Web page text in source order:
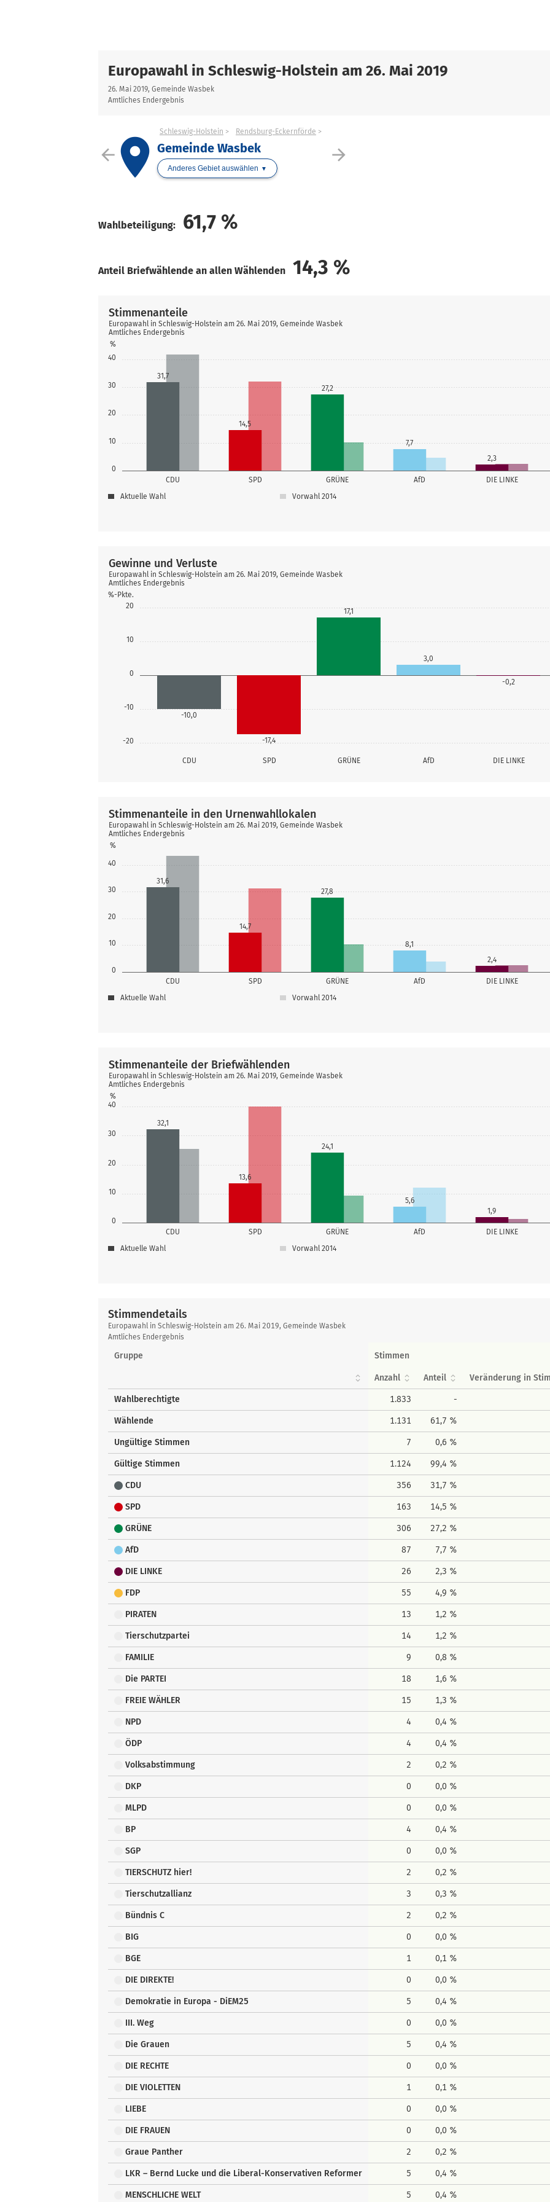
Europawahl in Schleswig-Holstein am 26. Mai 2019
26. Mai 2019, Gemeinde Wasbek
Amtliches Endergebnis
arrow_back arrow_forward
place
Schleswig-Holstein Rendsburg-Eckernförde
Gemeinde Wasbek
Anderes Gebiet auswählen
Wahlbeteiligung: 61,7 %
Anteil Briefwählende an allen Wählenden 14,3 %
0
10
20
30
40
%
CDU SPD GRÜNE AfD DIE LINKE
31,7
14,5
27,2
7,7
2,3
Stimmenanteile
Europawahl in Schleswig-Holstein am 26. Mai 2019, Gemeinde Wasbek
Amtliches Endergebnis
Aktuelle Wahl Vorwahl 2014
-20
-10
0
10
20
%-Pkte.
CDU SPD GRÜNE AfD DIE LINKE
-10,0
-17,4
17,1
3,0
-0,2
Gewinne und Verluste
Europawahl in Schleswig-Holstein am 26. Mai 2019, Gemeinde Wasbek
Amtliches Endergebnis
0
10
20
30
40
%
CDU SPD GRÜNE AfD DIE LINKE
31,6
14,7
27,8
8,1
2,4
Stimmenanteile in den Urnenwahllokalen
Europawahl in Schleswig-Holstein am 26. Mai 2019, Gemeinde Wasbek
Amtliches Endergebnis
Aktuelle Wahl Vorwahl 2014
0
10
20
30
40
%
CDU SPD GRÜNE AfD DIE LINKE
32,1
13,6
24,1
5,6
1,9
Stimmenanteile der Briefwählenden
Europawahl in Schleswig-Holstein am 26. Mai 2019, Gemeinde Wasbek
Amtliches Endergebnis
Aktuelle Wahl Vorwahl 2014
Stimmendetails
Stimmendetails
Europawahl in Schleswig-Holstein am 26. Mai 2019, Gemeinde Wasbek
Amtliches Endergebnis
Gruppe Stimmen
Anzahl Anteil Veränderung in
Wahlberechtigte 1.833 -
Wählende 1.131 61,7 %
Ungültige Stimmen 7 0,6 %
Gültige Stimmen 1.124 99,4 %
CDU 356 31,7 %
SPD 163 14,5 %
GRÜNE 306 27,2 %
AfD 87 7,7 %
DIE LINKE 26 2,3 %
FDP 55 4,9 %
PIRATEN 13 1,2 %
Tierschutzpartei 14 1,2 %
FAMILIE 9 0,8 %
Die PARTEI 18 1,6 %
FREIE WÄHLER 15 1,3 %
NPD 4 0,4 %
ÖDP 4 0,4 %
Volksabstimmung 2 0,2 %
DKP 0 0,0 %
MLPD 0 0,0 %
BP 4 0,4 %
SGP 0 0,0 %
TIERSCHUTZ hier! 2 0,2 %
Tierschutzallianz 3 0,3 %
Bündnis C 2 0,2 %
BIG 0 0,0 %
BGE 1 0,1 %
DIE DIREKTE! 0 0,0 %
Demokratie in Europa - DiEM25 5 0,4 %
III. Weg 0 0,0 %
Die Grauen 5 0,4 %
DIE RECHTE 0 0,0 %
DIE VIOLETTEN 1 0,1 %
LIEBE 0 0,0 %
DIE FRAUEN 0 0,0 %
Graue Panther 2 0,2 %
LKR – Bernd Lucke und die Liberal-Konservativen Reformer 5 0,4 %
MENSCHLICHE WELT 5 0,4 %